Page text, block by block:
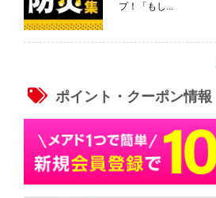
プ！「もし...
ポイント・クーポン情報